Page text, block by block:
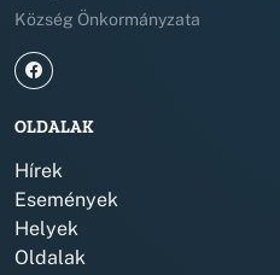
Község Önkormányzata
OLDALAK
Hírek
Események
Helyek
Oldalak